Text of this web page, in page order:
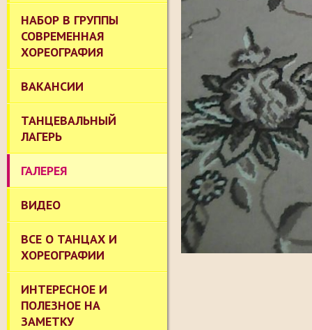
НАБОР В ГРУППЫ
СОВРЕМЕННАЯ
ХОРЕОГРАФИЯ
ВАКАНСИИ
ТАНЦЕВАЛЬНЫЙ
ЛАГЕРЬ
ГАЛЕРЕЯ
ВИДЕО
ВСЕ О ТАНЦАХ И
ХОРЕОГРАФИИ
ИНТЕРЕСНОЕ И
ПОЛЕЗНОЕ НА
ЗАМЕТКУ